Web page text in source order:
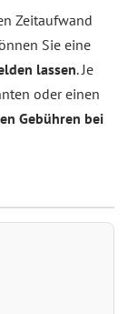
Zeitaufwand
Sie eine
lassen. Je
oder einen
Gebühren bei